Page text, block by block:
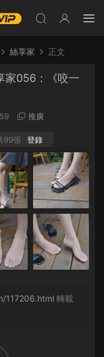
絲享家 正文
家056：《咬一
推廣
99張 登錄
117206.html 轉載